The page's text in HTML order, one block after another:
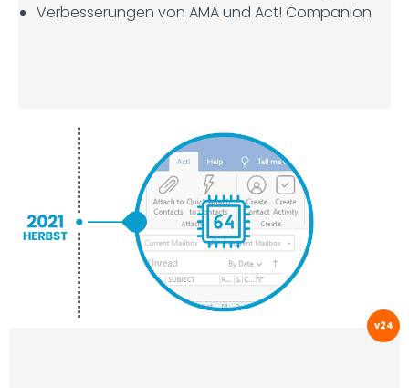
Verbesserungen von AMA und Act! Companion
v24